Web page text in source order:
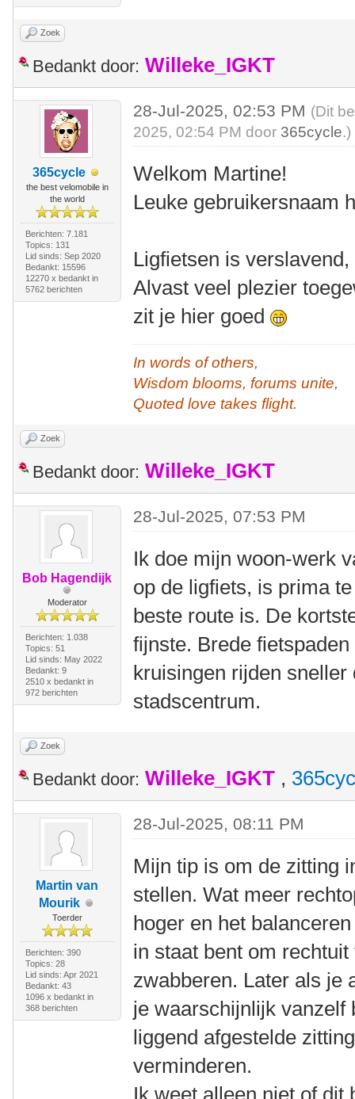
Zoek
Bedankt door: Willeke_IGKT
365cycle
the best velomobile in
the world
Berichten: 7.181
Topics: 131
Lid sinds: Sep 2020
Bedankt: 15596
12270 x bedankt in
5762 berichten
28-Jul-2025, 02:53 PM (Dit
2025, 02:54 PM door 365cycle.)
Welkom Martine!
Leuke gebruikersnaam
Ligfietsen is
Alvast veel plezier
zit je hier goed
In words of others,
Wisdom blooms, forums unite,
Quoted love takes flight.
Zoek
Bedankt door: Willeke_IGKT
Bob Hagendijk
Moderator
Berichten: 1.038
Topics: 51
Lid sinds: May 2022
Bedankt: 9
2510 x bedankt in
972 berichten
28-Jul-2025, 07:53 PM
Ik doe mijn woon-werk
op de ligfiets, is prima
beste route is. De
fijnste. Brede
kruisingen rijden
stadscentrum.
Zoek
Bedankt door: Willeke_IGKT ,
Martin van
Mourik
Toerder
Berichten: 390
Topics: 28
Lid sinds: Apr 2021
Bedankt: 43
1096 x bedankt in
368 berichten
28-Jul-2025, 08:11 PM
Mijn tip is om de zitting
stellen. Wat meer
hoger en het
in staat bent om
zwabberen. Later als je
je waarschijnlijk vanzelf
liggend afgestelde
verminderen.
Ik weet alleen niet of dit